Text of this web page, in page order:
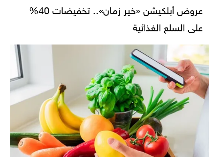
عروض أبلكيشن «خير زمان».. تخفيضات 40%
على السلع الغذائية